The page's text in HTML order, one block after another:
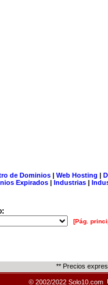
de Dominios| Web Hosting |
Expirados | Industrias |
[Pág.
** Precios
© 2002/2022 Solo10.com